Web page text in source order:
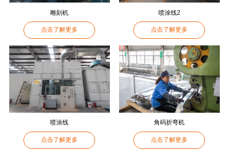
雕刻机
点击了解更多
喷涂线2
点击了解更多
喷涂线
点击了解更多
角码折弯机
点击了解更多